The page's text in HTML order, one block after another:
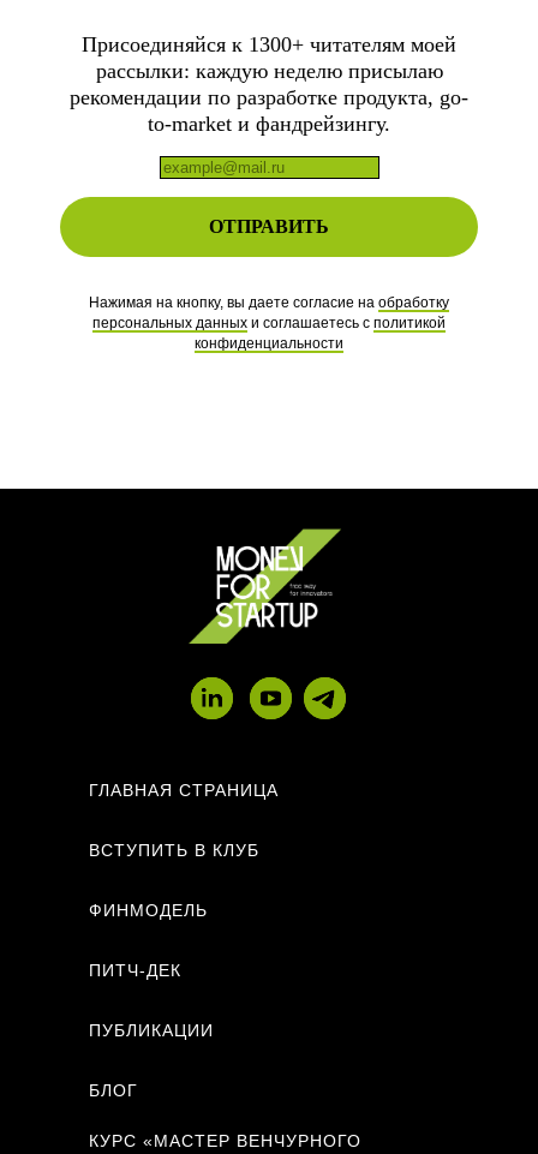
Присоединяйся к 1300+ читателям моей
рассылки: каждую неделю присылаю
рекомендации по разработке продукта, go-
to-market и фандрейзингу.
ОТПРАВИТЬ
Нажимая на кнопку, вы даете согласие на обработку
персональных данных и соглашаетесь c политикой
конфиденциальности
ВСТУПИТЬ В КЛУБ
ПУБЛИКАЦИИ
ГЛАВНАЯ СТРАНИЦА
КУРС «МАСТЕР ВЕНЧУРНОГО
ФИНМОДЕЛЬ
ПИТЧ-ДЕК
БЛОГ